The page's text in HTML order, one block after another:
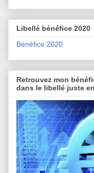
Libellé bénéfice 2020
Bénéfice 2020
Retrouvez mon
dans le libellé juste